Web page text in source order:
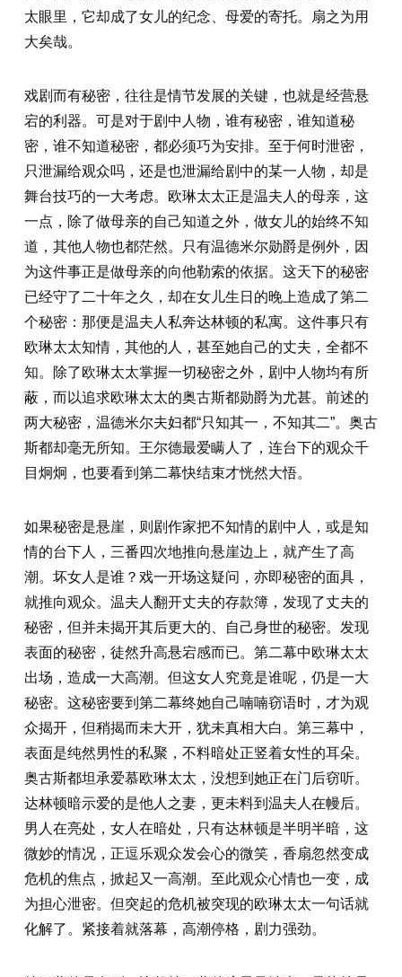
太眼里，它却成了女儿的纪念、母爱的寄托。扇之为用
大矣哉。
戏剧而有秘密，往往是情节发展的关键，也就是经营悬
宕的利器。可是对于剧中人物，谁有秘密，谁知道秘
密，谁不知道秘密，都必须巧为安排。至于何时泄密，
只泄漏给观众吗，还是也泄漏给剧中的某一人物，却是
舞台技巧的一大考虑。欧琳太太正是温夫人的母亲，这
一点，除了做母亲的自己知道之外，做女儿的始终不知
道，其他人物也都茫然。只有温德米尔勋爵是例外，因
为这件事正是做母亲的向他勒索的依据。这天下的秘密
已经守了二十年之久，却在女儿生日的晚上造成了第二
个秘密：那便是温夫人私奔达林顿的私寓。这件事只有
欧琳太太知情，其他的人，甚至她自己的丈夫，全都不
知。除了欧琳太太掌握一切秘密之外，剧中人物均有所
蔽，而以追求欧琳太太的奥古斯都勋爵为尤甚。前述的
两大秘密，温德米尔夫妇都“只知其一，不知其二”。奥古
斯都却毫无所知。王尔德最爱瞒人了，连台下的观众千
目炯炯，也要看到第二幕快结束才恍然大悟。
如果秘密是悬崖，则剧作家把不知情的剧中人，或是知
情的台下人，三番四次地推向悬崖边上，就产生了高
潮。坏女人是谁？戏一开场这疑问，亦即秘密的面具，
就推向观众。温夫人翻开丈夫的存款簿，发现了丈夫的
秘密，但并未揭开其后更大的、自己身世的秘密。发现
表面的秘密，徒然升高悬宕感而已。第二幕中欧琳太太
出场，造成一大高潮。但这女人究竟是谁呢，仍是一大
秘密。这秘密要到第二幕终她自己喃喃窃语时，才为观
众揭开，但稍揭而未大开，犹未真相大白。第三幕中，
表面是纯然男性的私聚，不料暗处正竖着女性的耳朵。
奥古斯都坦承爱慕欧琳太太，没想到她正在门后窃听。
达林顿暗示爱的是他人之妻，更未料到温夫人在幔后。
男人在亮处，女人在暗处，只有达林顿是半明半暗，这
微妙的情况，正逗乐观众发会心的微笑，香扇忽然变成
危机的焦点，掀起又一高潮。至此观众心情也一变，成
为担心泄密。但突起的危机被突现的欧琳太太一句话就
化解了。紧接着就落幕，高潮停格，剧力强劲。